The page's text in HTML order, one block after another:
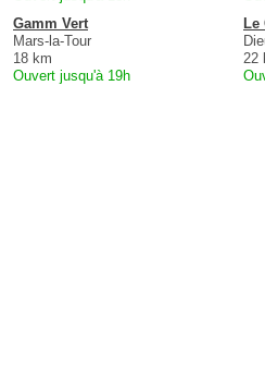
Gamm Vert
Mars-la-Tour
18 km
Ouvert jusqu'à 19h
22